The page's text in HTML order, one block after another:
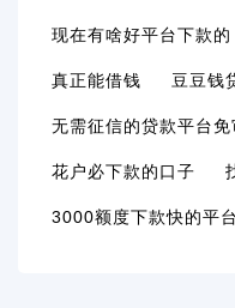
现在有啥好平台下款的
真正能借钱 豆豆钱
无需征信的贷款平台
花户必下款的口子
3000额度下款快的平台